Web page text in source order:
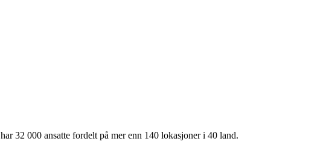
32 000 ansatte fordelt på mer enn 140 lokasjoner i 40 land.